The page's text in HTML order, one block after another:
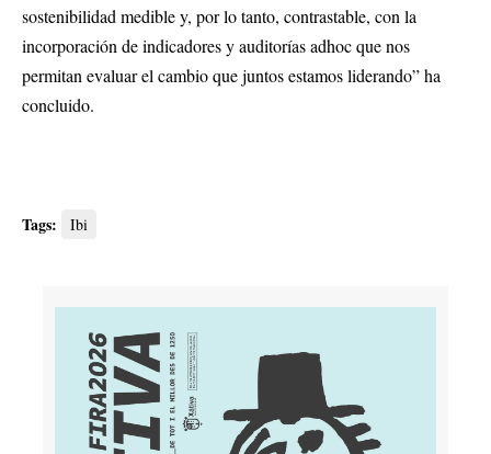
sostenibilidad medible y, por lo tanto, contrastable, con la
incorporación de indicadores y auditorías adhoc que nos
permitan evaluar el cambio que juntos estamos liderando” ha
concluido.
Tags: Ibi